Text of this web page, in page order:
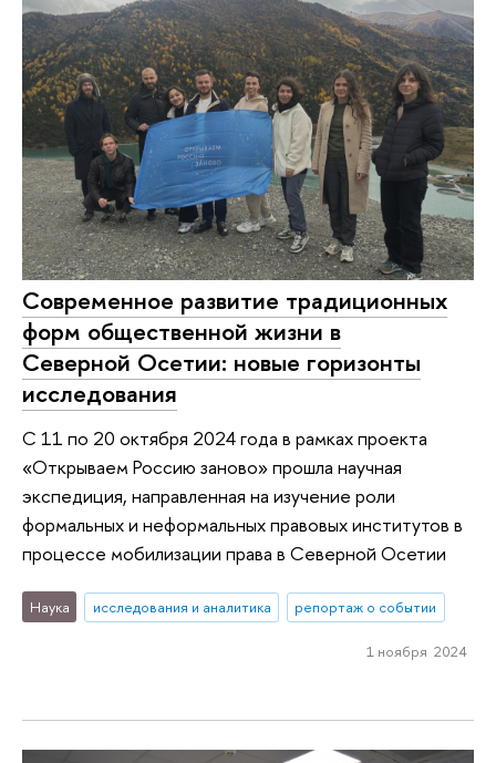
Современное развитие традиционных
форм общественной жизни в
Северной Осетии: новые горизонты
исследования
С 11 по 20 октября 2024 года в рамках проекта
«Открываем Россию заново» прошла научная
экспедиция, направленная на изучение роли
формальных и неформальных правовых институтов в
процессе мобилизации права в Северной Осетии
Наука исследования и аналитика репортаж о событии
1 ноября 2024